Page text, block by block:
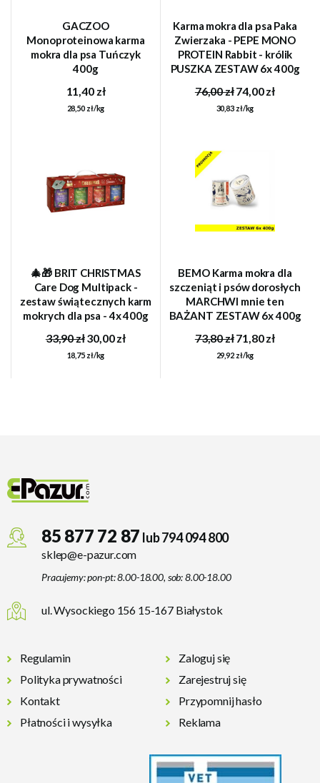
GACZOO
Monoproteinowa karma
mokra dla psa Tuńczyk
400g
11,40 zł
28,50 zł/kg
Karma mokra dla psa Paka
Zwierzaka - PEPE MONO
PROTEIN Rabbit - królik
PUSZKA ZESTAW 6x 400g
76,00 zł74,00 zł
30,83 zł/kg
🎄🎁 BRIT CHRISTMAS
Care Dog Multipack -
zestaw świątecznych karm
mokrych dla psa - 4x 400g
33,90 zł30,00 zł
18,75 zł/kg
BEMO Karma mokra dla
szczeniąt i psów dorosłych
MARCHWI mnie ten
BAŻANT ZESTAW 6x 400g
73,80 zł71,80 zł
29,92 zł/kg
85 877 72 87 lub 794 094 800
sklep@e-pazur.com
Pracujemy: pon-pt: 8.00-18.00, sob: 8.00-18.00
ul. Wysockiego 156 15-167 Białystok
Regulamin
Polityka prywatności
Kontakt
Płatności i wysyłka
Zaloguj się
Zarejestruj się
Przypomnij hasło
Reklama